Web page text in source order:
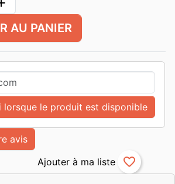
AU PANIER
lorsque le produit est disponible
avis
favorite_border